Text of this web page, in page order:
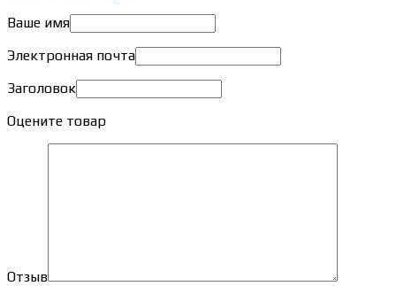
Ваше имя
Электронная почта
Заголовок
Оцените товар
Отзыв